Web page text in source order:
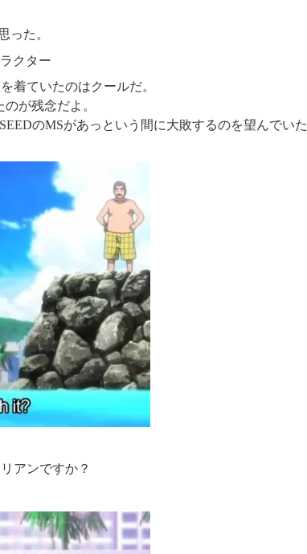
った。
クター
着ていたのはクールだ。
が残念だよ。
SEEDのMSがあっという間に大敗するのを望んでいた
アンですか？